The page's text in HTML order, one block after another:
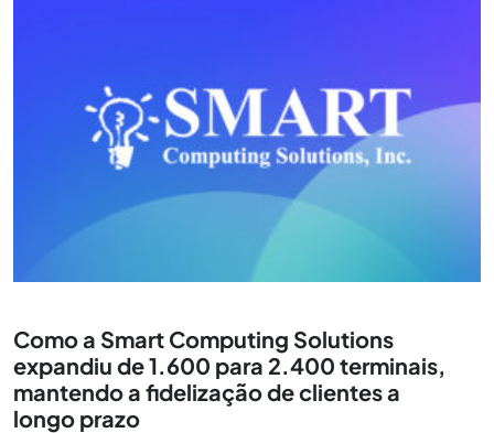
Como a Smart Computing Solutions
expandiu de 1.600 para 2.400 terminais,
mantendo a fidelização de clientes a
longo prazo